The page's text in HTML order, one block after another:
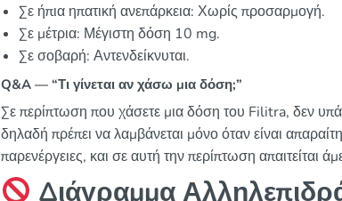
Σε ήπια ηπατική ανεπάρκεια: Χωρίς προσαρμογή.
Σε μέτρια: Μέγιστη δόση 10 mg.
Σε σοβαρή: Αντενδείκνυται.
Q&A — “Τι γίνεται αν χάσω μια δόση;”
Σε περίπτωση που χάσετε μια δόση του Filitra, δεν
δηλαδή πρέπει να λαμβάνεται μόνο όταν είναι
παρενέργειες, και σε αυτή την περίπτωση απαιτείται
Διάγραμμα